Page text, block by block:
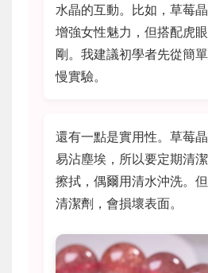
水晶的互動。比如，草莓
增強女性魅力，但搭配虎
剛。我建議初學者先從簡
慢實驗。
還有一點是實用性。草莓
易沾塵埃，所以要定期清
擦拭，偶爾用清水沖洗。
清潔劑，會損壞表面。